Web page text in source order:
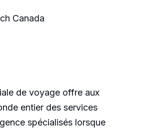
Canada
de voyage offre aux
entier des services
spécialisés lorsque